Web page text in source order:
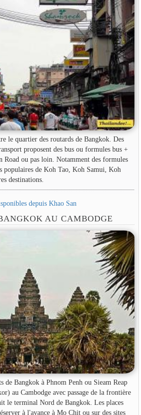
le quartier des routards de Bangkok. Des
proposent des bus ou formules bus +
Road ou pas loin. Notamment des formules
populaires de Koh Tao, Koh Samui, Koh
destinations.
depuis Khao San
AU CAMBODGE
de Bangkok à Phnom Penh ou Sieam Reap
au Cambodge avec passage de la frontière
le terminal Nord de Bangkok. Les places
à l'avance à Mo Chit ou sur des sites